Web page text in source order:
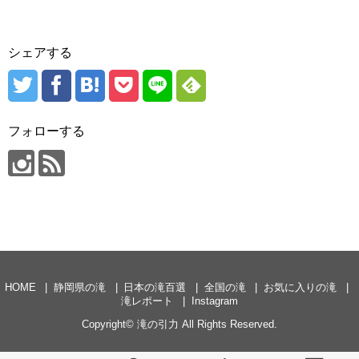
シェアする
フォローする
HOME 静岡県の滝 日本の滝百選 全国の滝
お気に入りの滝
滝レポート
Instagram
Copyright© 滝の引力 All Rights Reserved.